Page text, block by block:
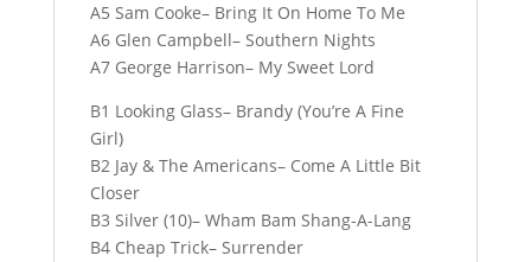
A5 Sam Cooke– Bring It On Home To Me
A6 Glen Campbell– Southern Nights
A7 George Harrison– My Sweet Lord
B1 Looking Glass– Brandy (You’re A Fine
Girl)
B2 Jay & The Americans– Come A Little Bit
Closer
B3 Silver (10)– Wham Bam Shang-A-Lang
B4 Cheap Trick– Surrender